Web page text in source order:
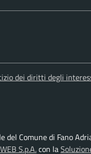
dei diritti degli
del Comune di Fano
S.p.A.con la